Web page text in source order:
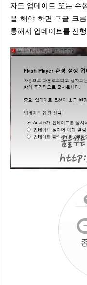
자도 업데이트 또는 수
을 해야 하면 구글 크
통해서 업데이트를 진